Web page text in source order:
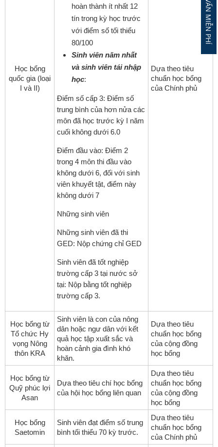
Học bổng
quốc gia (loại
I và II)
hoàn thành ít nhất 12
tín trong kỳ học trước
với điểm số tối thiểu
80/100
Sinh viên năm nhất
và sinh viên tái nhập
học:
Điểm số cấp 3: Điểm số
trung bình của hơn nửa các
môn đã học trước kỳ I năm
cuối không dưới 6.0
Điểm đầu vào: Điểm 2
trong 4 môn thi đầu vào
không dưới 6, đối với sinh
viên khuyết tật, điểm này
không dưới 7
Những sinh viên
Những sinh viên đã thi
GED: Nộp chứng chỉ GED
Sinh viên đã tốt nghiệp
trường cấp 3 tại nước sở
tại: Nộp bằng tốt nghiệp
trường cấp 3.
Dựa theo tiêu
chuẩn học bổng
của Chính phủ
Học bổng từ
Tổ chức Hy
vọng Nông
thôn KRA
Sinh viên là con của nông
dân hoặc ngư dân với kết
quả học tập xuất sắc và
hoàn cảnh gia đình khó
khăn.
Dựa theo tiêu
chuẩn học bổng
của cộng đồng
học bổng
Học bổng từ
Quỹ phúc lợi
Asan
Dựa theo tiêu chí học bổng
của hội học bổng liên quan
Dựa theo tiêu
chuẩn học bổng
của cộng đồng
học bổng
Học bổng
Saetomin
Sinh viên đạt điểm số trung
bình tối thiểu 70 kỳ trước.
Dựa theo tiêu
chuẩn học bổng
của Chính phủ